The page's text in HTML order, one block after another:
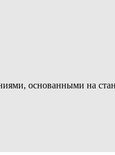
основанными на